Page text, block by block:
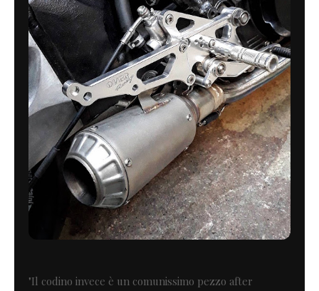
"Il codino invece è un comunissimo pezzo after